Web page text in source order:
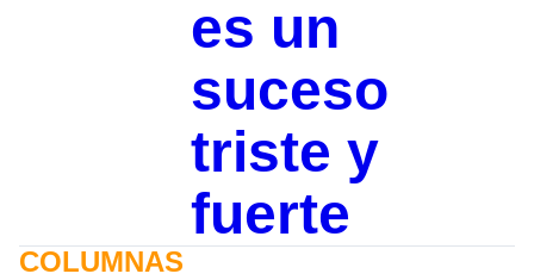
es un
suceso
triste y
fuerte
COLUMNAS